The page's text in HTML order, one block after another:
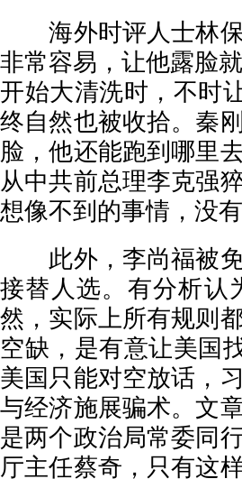
海外时评人士林保
非常容易，让他露脸
开始大清洗时，不时
终自然也被收拾。秦
脸，他还能跑到哪里
从中共前总理李克强
想像不到的事情，没
此外，李尚福被免
接替人选。有分析认
然，实际上所有规则
空缺，是有意让美国
美国只能对空放话，
与经济施展骗术。文
是两个政治局常委同
厅主任蔡奇，只有这